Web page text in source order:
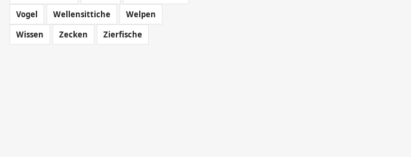
Vogel
Wellensittiche
Welpen
Wissen
Zecken Zierfische